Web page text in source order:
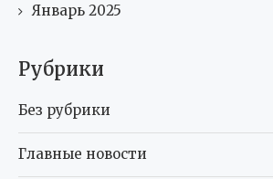
Январь 2025
Рубрики
Без рубрики
Главные новости